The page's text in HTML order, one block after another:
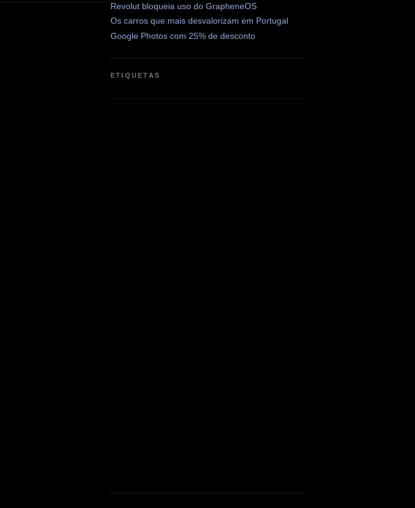
Revolut bloqueia uso do GrapheneOS
Os carros que mais desvalorizam em Portugal
Google Photos com 25% de desconto
ETIQUETAS